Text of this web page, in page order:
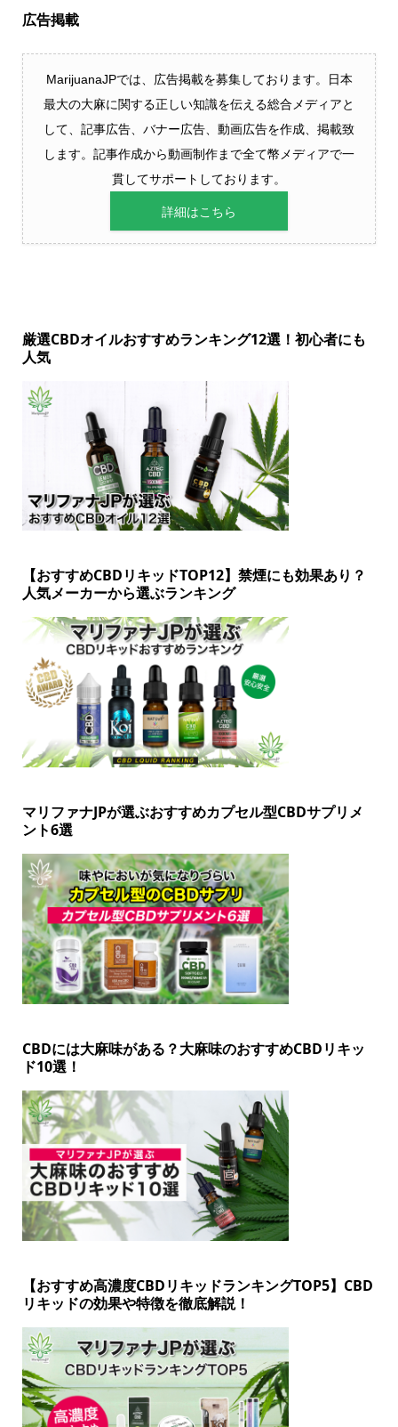
広告掲載
MarijuanaJPでは、広告掲載を募集しております。日本
最大の大麻に関する正しい知識を伝える総合メディアと
して、記事広告、バナー広告、動画広告を作成、掲載致
します。記事作成から動画制作まで全て幣メディアで一
貫してサポートしております。
詳細はこちら
厳選CBDオイルおすすめランキング12選！初心者にも
人気
【おすすめCBDリキッドTOP12】禁煙にも効果あり？
人気メーカーから選ぶランキング
マリファナJPが選ぶおすすめカプセル型CBDサプリメ
ント6選
CBDには大麻味がある？大麻味のおすすめCBDリキッ
ド10選！
【おすすめ高濃度CBDリキッドランキングTOP5】CBD
リキッドの効果や特徴を徹底解説！